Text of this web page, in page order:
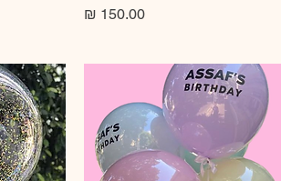
מחיר